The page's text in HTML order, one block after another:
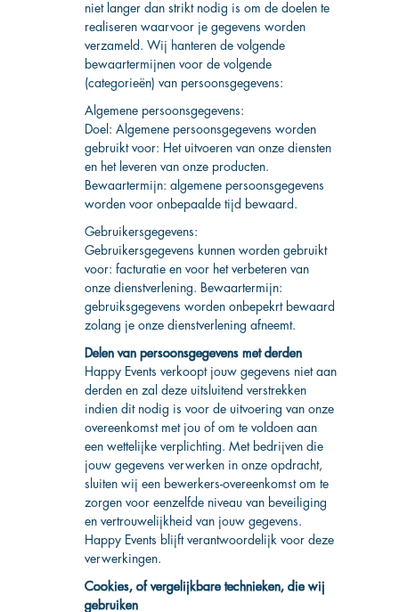
niet langer dan strikt nodig is om de doelen te
realiseren waarvoor je gegevens worden
verzameld. Wij hanteren de volgende
bewaartermijnen voor de volgende
(categorieën) van persoonsgegevens:
Algemene persoonsgegevens:
Doel: Algemene persoonsgegevens worden
gebruikt voor: Het uitvoeren van onze diensten
en het leveren van onze producten.
Bewaartermijn: algemene persoonsgegevens
worden voor onbepaalde tijd bewaard.
Gebruikersgegevens:
Gebruikersgegevens kunnen worden gebruikt
voor: facturatie en voor het verbeteren van
onze dienstverlening. Bewaartermijn:
gebruiksgegevens worden onbepekrt bewaard
zolang je onze dienstverlening afneemt.
Delen van persoonsgegevens met derden
Happy Events verkoopt jouw gegevens niet aan
derden en zal deze uitsluitend verstrekken
indien dit nodig is voor de uitvoering van onze
overeenkomst met jou of om te voldoen aan
een wettelijke verplichting. Met bedrijven die
jouw gegevens verwerken in onze opdracht,
sluiten wij een bewerkers-overeenkomst om te
zorgen voor eenzelfde niveau van beveiliging
en vertrouwelijkheid van jouw gegevens.
Happy Events blijft verantwoordelijk voor deze
verwerkingen.
Cookies, of vergelijkbare technieken, die wij
gebruiken